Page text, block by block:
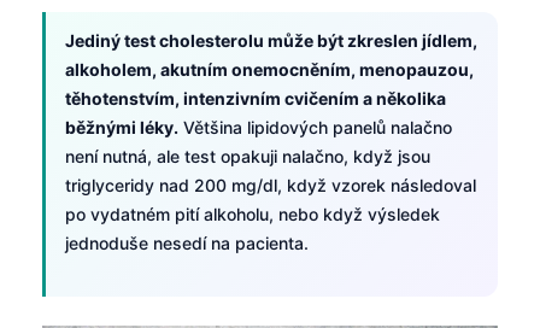
Jediný test cholesterolu může být zkreslen jídlem,
alkoholem, akutním onemocněním, menopauzou,
těhotenstvím, intenzivním cvičením a několika
běžnými léky. Většina lipidových panelů nalačno
není nutná, ale test opakuji nalačno, když jsou
triglyceridy nad 200 mg/dl, když vzorek následoval
po vydatném pití alkoholu, nebo když výsledek
jednoduše nesedí na pacienta.
मराठी
తెలుగు
தமிழ்
ગુજરાતી
ಕನ್ನಡ